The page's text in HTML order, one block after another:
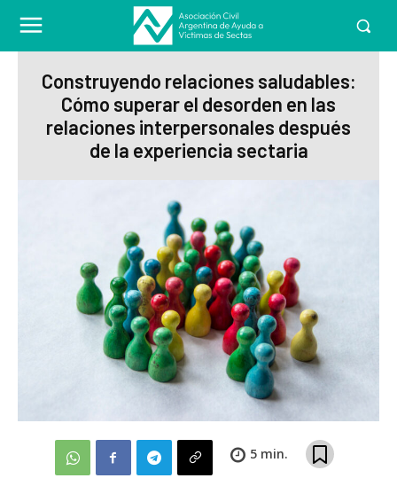
Construyendo relaciones saludables:
Cómo superar el desorden en las
relaciones interpersonales después
de la experiencia sectaria
5min.